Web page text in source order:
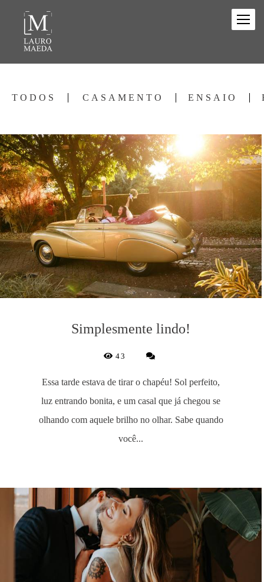
TODOS CASAMENTO ENSAIO
Simplesmente lindo!
43
Essa tarde estava de tirar o chapéu! Sol perfeito,
luz entrando bonita, e um casal que já chegou se
olhando com aquele brilho no olhar. Sabe quando
você...